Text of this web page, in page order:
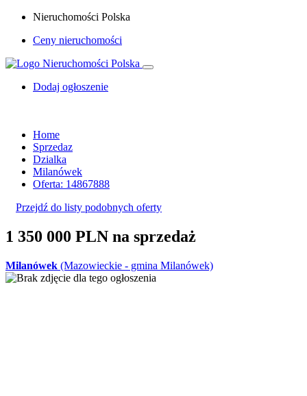
Nieruchomości Polska
Ceny nieruchomości
Dodaj ogłoszenie
Home
Sprzedaz
Dzialka
Milanówek
Oferta: 14867888
Przejdź do listy podobnych oferty
1 350 000 PLN na sprzedaż
Milanówek (Mazowieckie - gmina Milanówek)